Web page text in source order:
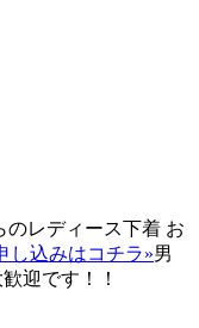
のレディース下着 お
し込みはコチラ»男
迎です！！